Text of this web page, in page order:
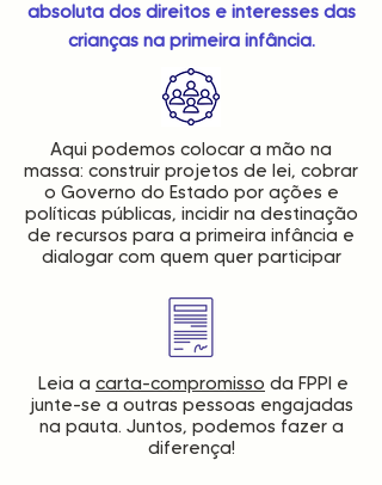
absoluta dos direitos e interesses das
crianças na primeira infância.
Aqui podemos colocar a mão na
massa: construir projetos de lei, cobrar
o Governo do Estado por ações e
políticas públicas, incidir na destinação
de recursos para a primeira infância e
dialogar com quem quer participar
Leia a carta-compromisso da FPPI e
junte-se a outras pessoas engajadas
na pauta. Juntos, podemos fazer a
diferença!